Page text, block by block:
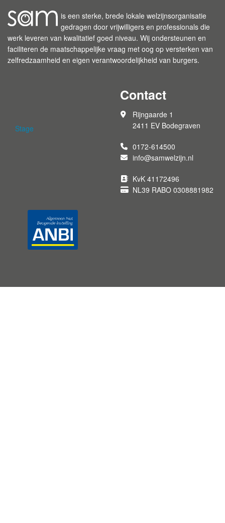
is een sterke, brede lokale welzijnsorganisatie
gedragen door vrijwilligers en professionals die
werk leveren van kwalitatief goed niveau. Wij ondersteunen en
faciliteren de maatschappelijke vraag met oog op versterken van
zelfredzaamheid en eigen verantwoordelijkheid van burgers.
Stage
Contact
Rijngaarde 1
2411 EV Bodegraven
0172-614500
info@samwelzijn.nl
KvK 41172496
NL39 RABO 0308881982